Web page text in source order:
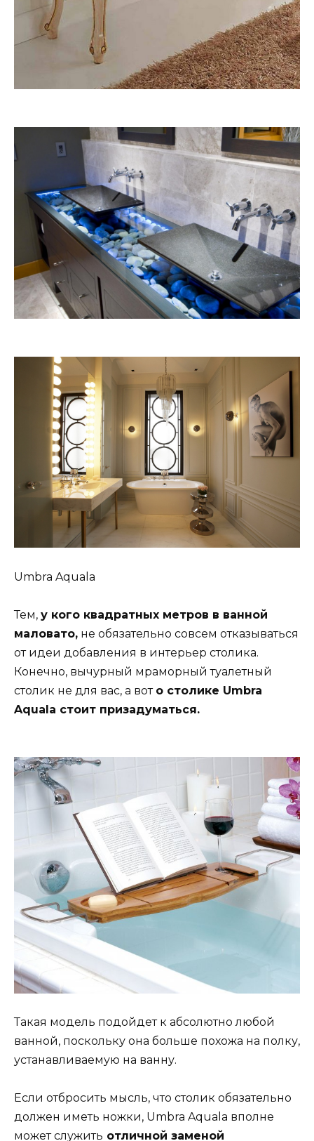
Umbra Aquala
Тем, у кого квадратных метров в ванной
маловато, не обязательно совсем отказываться
от идеи добавления в интерьер столика.
Конечно, вычурный мраморный туалетный
столик не для вас, а вот о столике Umbra
Aquala стоит призадуматься.
Такая модель подойдет к абсолютно любой
ванной, поскольку она больше похожа на полку,
устанавливаемую на ванну.
Если отбросить мысль, что столик обязательно
должен иметь ножки, Umbra Aquala вполне
может служить отличной заменой